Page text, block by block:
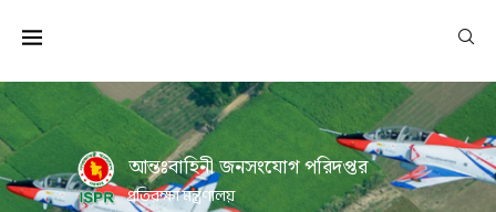
আন্তঃবাহিনী জনসংযোগ পরিদপ্তর
প্রতিরক্ষা মন্ত্রণালয়